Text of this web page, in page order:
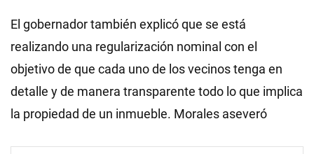
El gobernador también explicó que se está
realizando una regularización nominal con el
objetivo de que cada uno de los vecinos tenga en
detalle y de manera transparente todo lo que implica
la propiedad de un inmueble. Morales aseveró